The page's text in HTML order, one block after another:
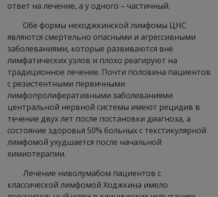
ответ на лечение, а у одного – частичный.
Обе формы неходжкинской лимфомы ЦНС
являются смертельно опасными и агрессивными
заболеваниями, которые развиваются вне
лимфатических узлов и плохо реагируют на
традиционное лечение. Почти половина пациентов
с резистентными первичными
лимфопролиферативными заболеваниями
центральной нервной системы имеют рецидив в
течение двух лет после постановки диагноза, а
состояние здоровья 50% больных с текстикулярной
лимфомой ухудшается после начальной
химиотерапии.
Лечение ниволумабом пациентов с
классической лимфомой Ходжкина имело